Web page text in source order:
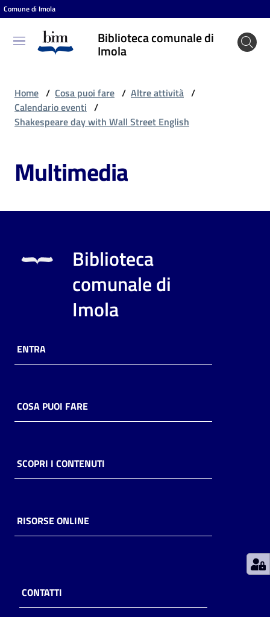
Vai al contenuto
Vai alla navigazione
Vai al footer
Comune di Imola
Biblioteca comunale di
Imola
Biblioteca
comunale
Cosa
fare
Scopri
online
Piani
Decentrate
Home / Cosa puoi fare / Altre attività /
Calendario eventi /
Shakespeare day with Wall Street English
Multimedia
Biblioteca
comunale di
Imola
ENTRA
COSA PUOI FARE
SCOPRI I CONTENUTI
RISORSE ONLINE
CONTATTI